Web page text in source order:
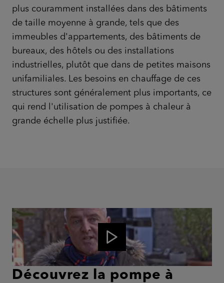
plus couramment installées dans des bâtiments
de taille moyenne à grande, tels que des
immeubles d'appartements, des bâtiments de
bureaux, des hôtels ou des installations
industrielles, plutôt que dans de petites maisons
unifamiliales. Les besoins en chauffage de ces
structures sont généralement plus importants, ce
qui rend l'utilisation de pompes à chaleur à
grande échelle plus justifiée.
Découvrez la pompe à